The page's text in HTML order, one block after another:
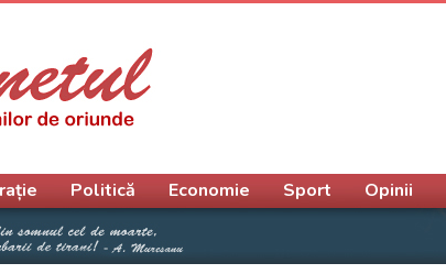
Politică Economie Sport Opinii